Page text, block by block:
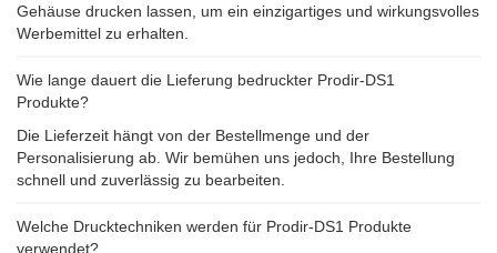
Gehäuse drucken lassen, um ein einzigartiges und wirkungsvolles
Werbemittel zu erhalten.
Wie lange dauert die Lieferung bedruckter Prodir-DS1
Produkte?
Die Lieferzeit hängt von der Bestellmenge und der
Personalisierung ab. Wir bemühen uns jedoch, Ihre Bestellung
schnell und zuverlässig zu bearbeiten.
Welche Drucktechniken werden für Prodir-DS1 Produkte
verwendet?